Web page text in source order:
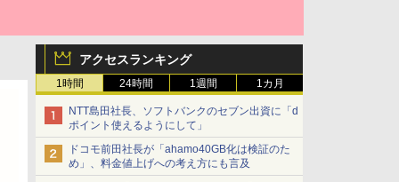
アクセスランキング
1時間 24時間 1週間 1カ月
NTT島田社長、ソフトバンクのセブン出資に「d
ポイント使えるようにして」
ドコモ前田社長が「ahamo40GB化は検証のた
め」、料金値上げへの考え方にも言及